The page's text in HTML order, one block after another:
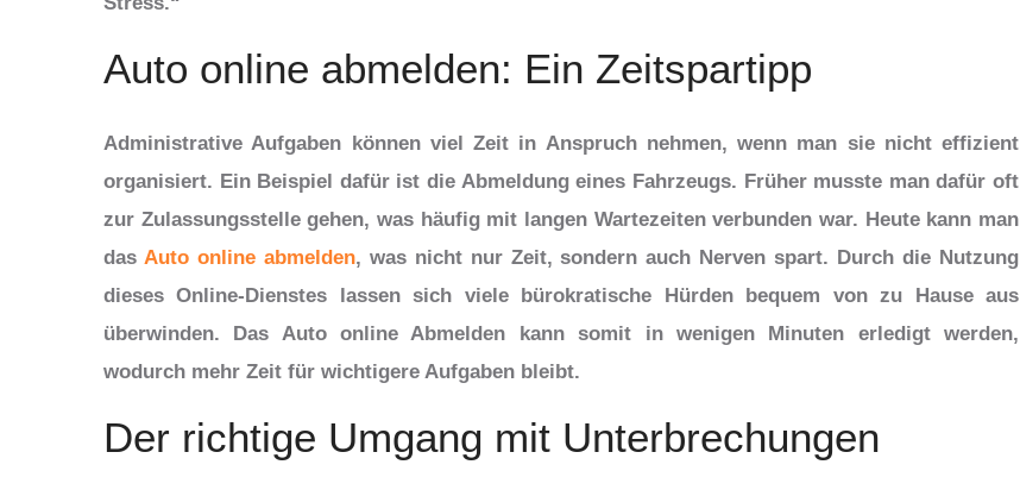
Auto online abmelden: Ein Zeitspartipp
Administrative Aufgaben können viel Zeit in Anspruch nehmen, wenn man sie nicht effizient
organisiert. Ein Beispiel dafür ist die Abmeldung eines Fahrzeugs. Früher musste man dafür oft
zur Zulassungsstelle gehen, was häufig mit langen Wartezeiten verbunden war. Heute kann man
das Auto online abmelden, was nicht nur Zeit, sondern auch Nerven spart. Durch die Nutzung
dieses Online-Dienstes lassen sich viele bürokratische Hürden bequem von zu Hause aus
überwinden. Das Auto online Abmelden kann somit in wenigen Minuten erledigt werden,
wodurch mehr Zeit für wichtigere Aufgaben bleibt.
Der richtige Umgang mit Unterbrechungen